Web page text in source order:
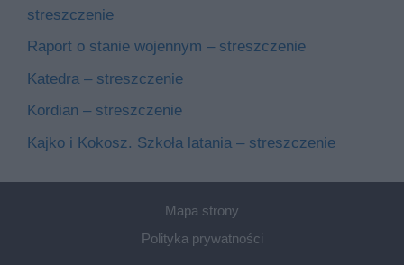
streszczenie
Raport o stanie wojennym – streszczenie
Katedra – streszczenie
Kordian – streszczenie
Kajko i Kokosz. Szkoła latania – streszczenie
Mapa strony
Polityka prywatności